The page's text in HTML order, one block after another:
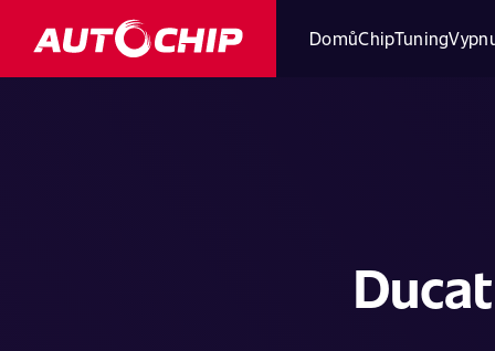
DomůChipTuning